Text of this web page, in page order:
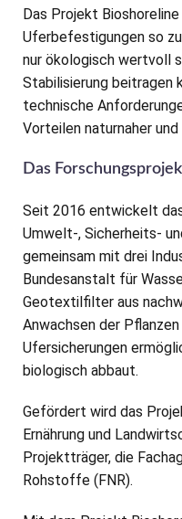
Das Projekt
Uferbefestigungen so
nur ökologisch wertvoll
Stabilisierung beitragen
technische
Vorteilen naturnaher
Das
Seit 2016 entwickelt
Umwelt-, Sicherheits-
gemeinsam mit drei
Bundesanstalt für
Geotextilfilter aus
Anwachsen der
Ufersicherungen
biologisch abbaut.
Gefördert wird das
Ernährung und
Projektträger, die
Rohstoffe (FNR).